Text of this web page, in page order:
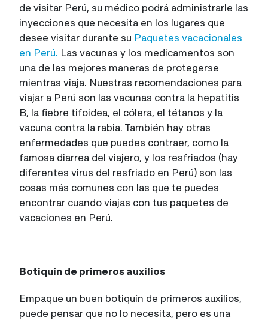
de visitar Perú, su médico podrá administrarle las
inyecciones que necesita en los lugares que
desee visitar durante su Paquetes vacacionales
en Perú. Las vacunas y los medicamentos son
una de las mejores maneras de protegerse
mientras viaja. Nuestras recomendaciones para
viajar a Perú son las vacunas contra la hepatitis
B, la fiebre tifoidea, el cólera, el tétanos y la
vacuna contra la rabia. También hay otras
enfermedades que puedes contraer, como la
famosa diarrea del viajero, y los resfriados (hay
diferentes virus del resfriado en Perú) son las
cosas más comunes con las que te puedes
encontrar cuando viajas con tus paquetes de
vacaciones en Perú.
Botiquín de primeros auxilios
Empaque un buen botiquín de primeros auxilios,
puede pensar que no lo necesita, pero es una